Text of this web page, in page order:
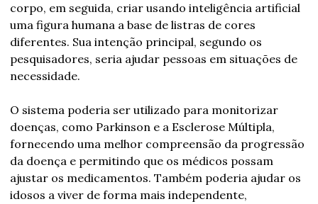
corpo, em seguida, criar usando inteligência artificial
uma figura humana a base de listras de cores
diferentes. Sua intenção principal, segundo os
pesquisadores, seria ajudar pessoas em situações de
necessidade.
O sistema poderia ser utilizado para monitorizar
doenças, como Parkinson e a Esclerose Múltipla,
fornecendo uma melhor compreensão da progressão
da doença e permitindo que os médicos possam
ajustar os medicamentos. Também poderia ajudar os
idosos a viver de forma mais independente,